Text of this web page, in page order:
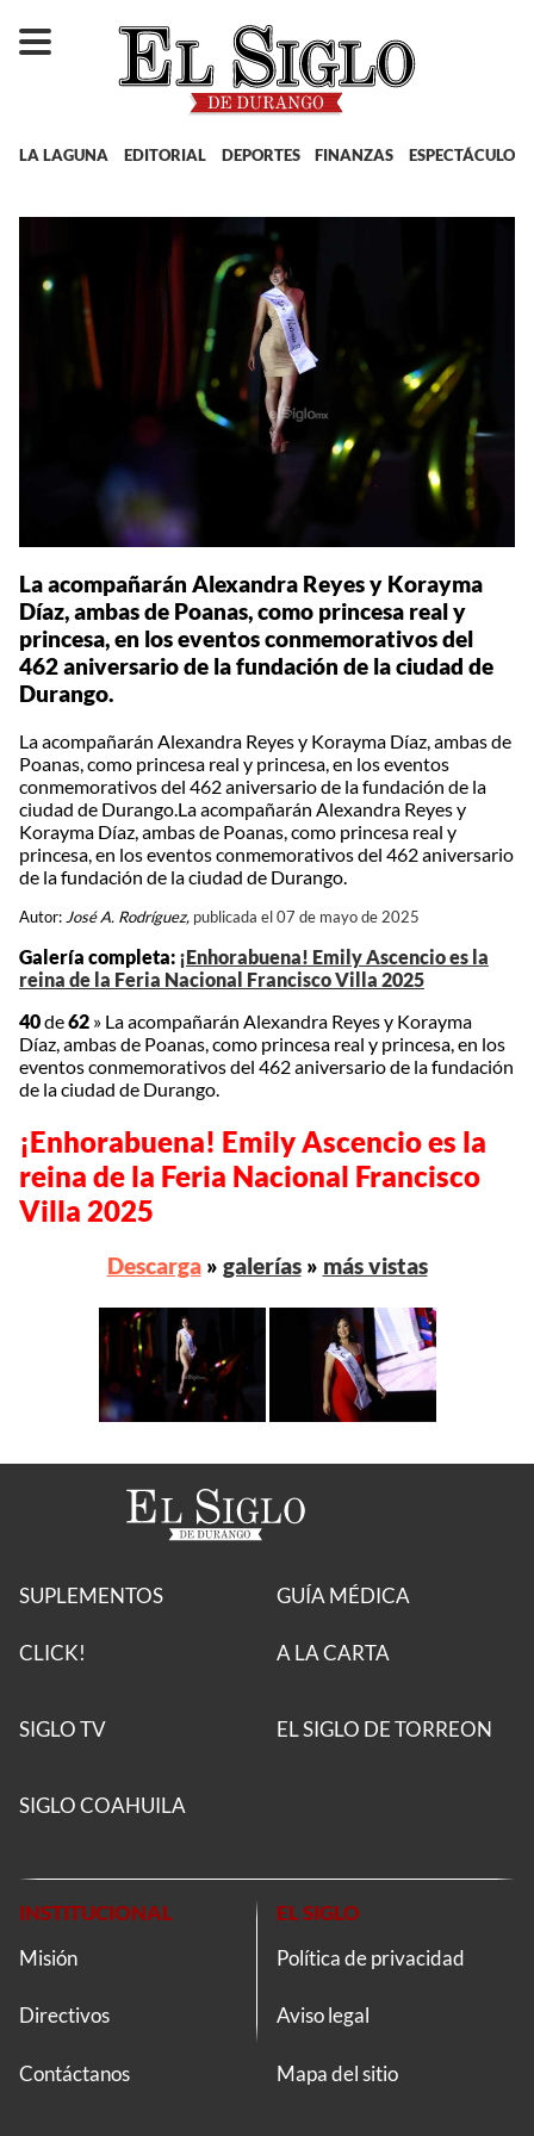
LA LAGUNA EDITORIAL DEPORTES FINANZAS ESPECTÁCULOS
La acompañarán Alexandra Reyes y Korayma
Díaz, ambas de Poanas, como princesa real y
princesa, en los eventos conmemorativos del
462 aniversario de la fundación de la ciudad de
Durango.
La acompañarán Alexandra Reyes y Korayma Díaz, ambas de
Poanas, como princesa real y princesa, en los eventos
conmemorativos del 462 aniversario de la fundación de la
ciudad de Durango.La acompañarán Alexandra Reyes y
Korayma Díaz, ambas de Poanas, como princesa real y
princesa, en los eventos conmemorativos del 462 aniversario
de la fundación de la ciudad de Durango.
Autor:José A. Rodríguez, publicada el 07 de mayo de 2025
Galería completa: ¡Enhorabuena! Emily Ascencio es la
reina de la Feria Nacional Francisco Villa 2025
40de62 » La acompañarán Alexandra Reyes y Korayma
Díaz, ambas de Poanas, como princesa real y princesa, en los
eventos conmemorativos del 462 aniversario de la fundación
de la ciudad de Durango.
¡Enhorabuena! Emily Ascencio es la
reina de la Feria Nacional Francisco
Villa 2025
Descarga» galerías» más vistas
SUPLEMENTOS
CLICK!
GUÍA MÉDICA
A LA CARTA
SIGLO TV EL SIGLO DE TORREON
SIGLO COAHUILA
INSTITUCIONAL
Misión
Directivos
Contáctanos
EL SIGLO
Política de privacidad
Aviso legal
Mapa del sitio